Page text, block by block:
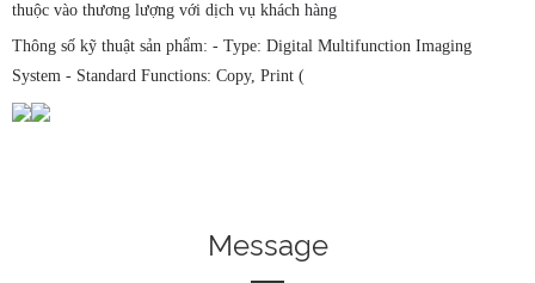
thuộc vào thương lượng với dịch vụ khách hàng
Thông số kỹ thuật sản phẩm: - Type: Digital Multifunction Imaging
System - Standard Functions: Copy, Print (
Message